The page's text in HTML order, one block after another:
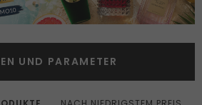
UND PARAMETER